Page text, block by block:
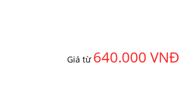
Giá từ 640.000 VNĐ